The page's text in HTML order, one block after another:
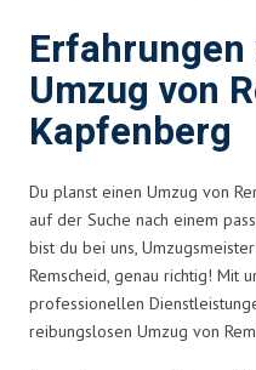
Umzug von
Kapfenberg
Du planst einen Umzug von
auf der Suche nach einem
bist du bei uns,
Remscheid, genau richtig! Mit
professionellen
reibungslosen Umzug von